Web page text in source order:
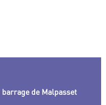
de Malpasset